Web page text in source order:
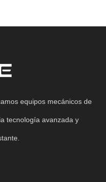
equipos mecánicos de
tecnología avanzada y